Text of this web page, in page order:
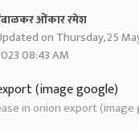
ओंकार रमेश
on Thursday, 25
08:43 AM
in onion export